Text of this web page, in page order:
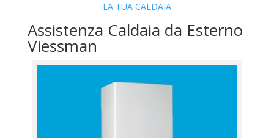
LA TUA CALDAIA
Assistenza Caldaia da Esterno
Viessman